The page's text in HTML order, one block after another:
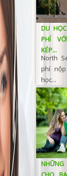
DU
PHÍ
KÉP...
North
phí
học...